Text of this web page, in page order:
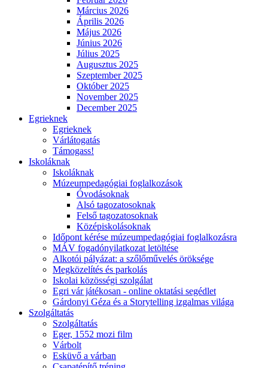
Március 2026
Április 2026
Május 2026
Június 2026
Július 2025
Augusztus 2025
Szeptember 2025
Október 2025
November 2025
December 2025
Egrieknek
Egrieknek
Várlátogatás
Támogass!
Iskoláknak
Iskoláknak
Múzeumpedagógiai foglalkozások
Óvodásoknak
Alsó tagozatosoknak
Felső tagozatosoknak
Középiskolásoknak
Időpont kérése múzeumpedagógiai foglalkozásra
MÁV fogadónyilatkozat letöltése
Alkotói pályázat: a szőlőművelés öröksége
Megközelítés és parkolás
Iskolai közösségi szolgálat
Egri vár játékosan - online oktatási segédlet
Gárdonyi Géza és a Storytelling izgalmas világa
Szolgáltatás
Szolgáltatás
Eger, 1552 mozi film
Várbolt
Esküvő a várban